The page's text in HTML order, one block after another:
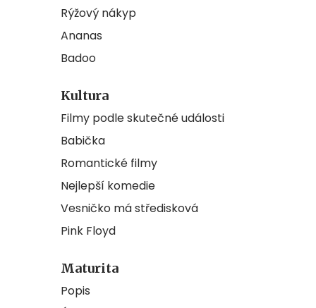
Rýžový nákyp
Ananas
Badoo
Kultura
Filmy podle skutečné události
Babička
Romantické filmy
Nejlepší komedie
Vesničko má středisková
Pink Floyd
Maturita
Popis